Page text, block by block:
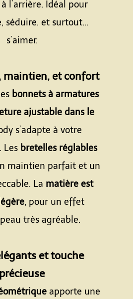
l’arrière. Idéal pour
séduire, et surtout...
s’aimer.
maintien, et confort
bonnets à armatures
ajustable dans le
s’adapte à votre
Les bretelles réglables
maintien parfait et un
La matière est
, pour un effet
très agréable.
et touche
précieuse
apporte une